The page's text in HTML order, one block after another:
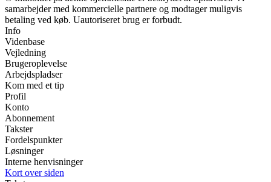
samarbejder med kommercielle partnere og modtager muligvis
betaling ved køb. Uautoriseret brug er forbudt.
Info
Videnbase
Vejledning
Brugeroplevelse
Arbejdspladser
Kom med et tip
Profil
Konto
Abonnement
Takster
Fordelspunkter
Løsninger
Interne henvisninger
Kort over siden